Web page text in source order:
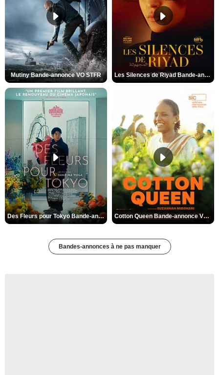
Mutiny Bande-annonce VO STFR Les Silences de Riyad Bande-annonce VO STFR
Des Fleurs pour Tokyo Bande-annonce VO STFR Cotton Queen Bande-annonce VO STFR
Bandes-annonces à ne pas manquer